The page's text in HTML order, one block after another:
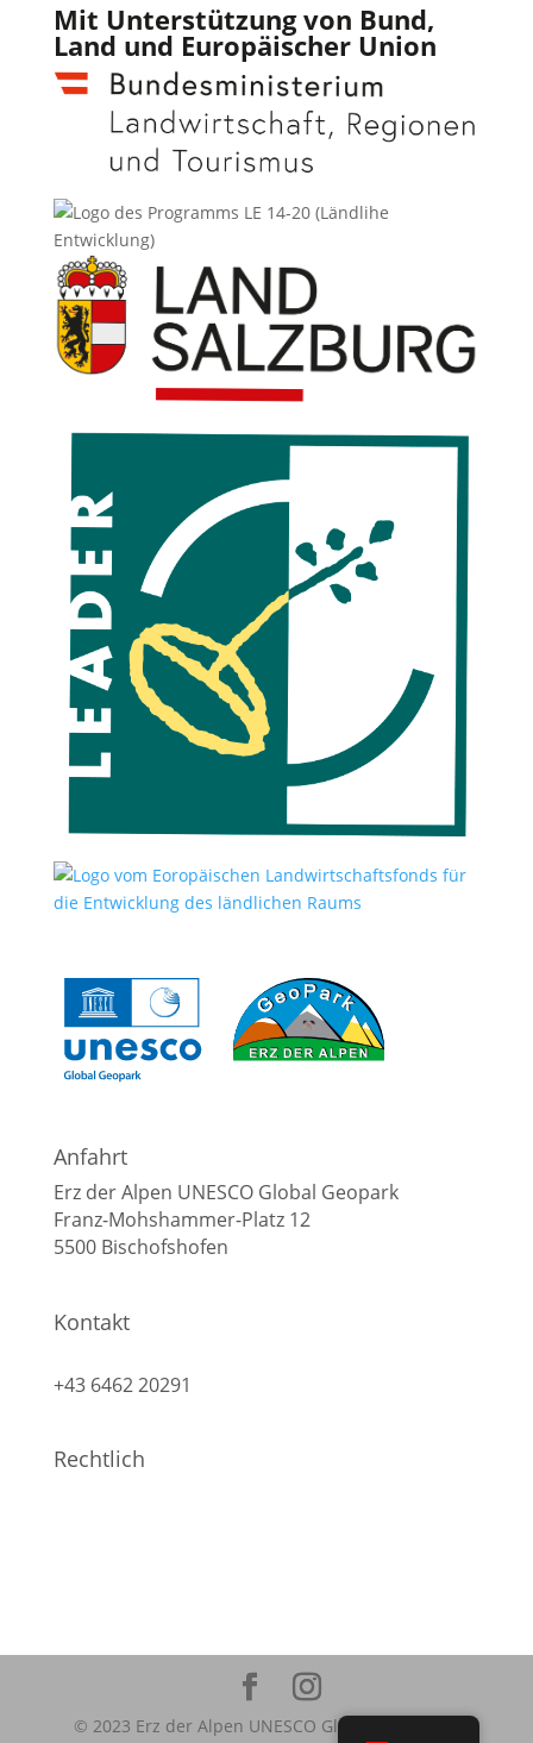
Mit Unterstützung von Bund,
Land und Europäischer Union
Anfahrt
Erz der Alpen UNESCO Global Geopark
Franz-Mohshammer-Platz 12
5500 Bischofshofen
Kontakt
+43 6462 20291
Rechtlich
© 2023 Erz der Alpen UNESCO Global Geopark |